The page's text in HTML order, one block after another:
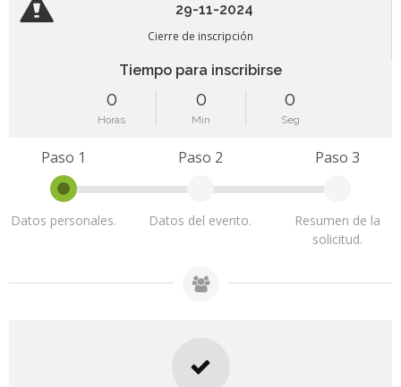
29-11-2024
Cierre de inscripción
Tiempo para inscribirse
0
Horas
0
Min
0
Seg
Paso 1
Datos personales.
Paso 2
Datos del evento.
Paso 3
Resumen de la
solicitud.